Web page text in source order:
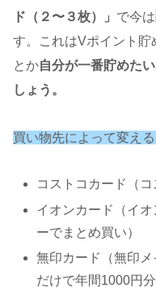
ド（２〜３枚）」 で今は
す。これはVポイント貯
とか自分が一番貯めた
しょう。
買い物先によって変え
コストコカード（コ
イオンカード（イ
ーでまとめ買い）
無印カード（無印
だけで年間1000円分